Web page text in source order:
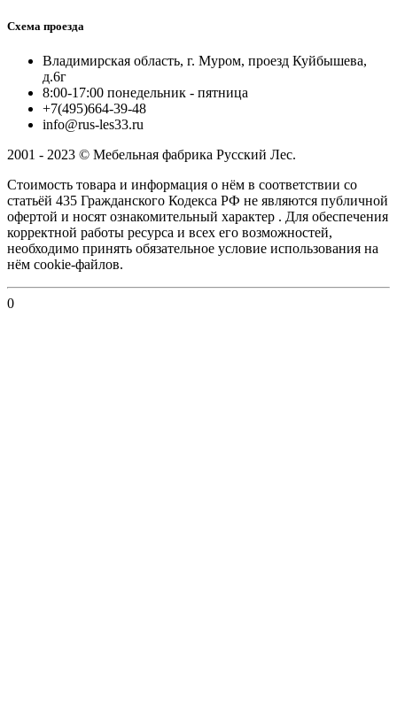
Схема проезда
Владимирская область, г. Муром, проезд Куйбышева,
д.6г
8:00-17:00 понедельник - пятница
+7(495)664-39-48
info@rus-les33.ru
2001 - 2023 © Мебельная фабрика Русский Лес.
Стоимость товара и информация о нём в соответствии со
статьёй 435 Гражданского Кодекса РФ не являются публичной
офертой и носят ознакомительный характер . Для обеспечения
корректной работы ресурса и всех его возможностей,
необходимо принять обязательное условие использования на
нём сookie-файлов.
0